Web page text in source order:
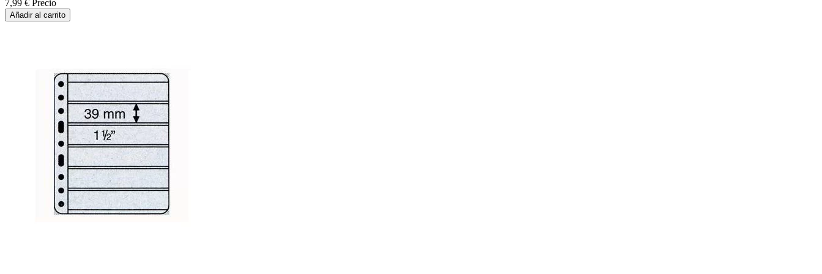
7,99 € Precio
Añadir al carrito